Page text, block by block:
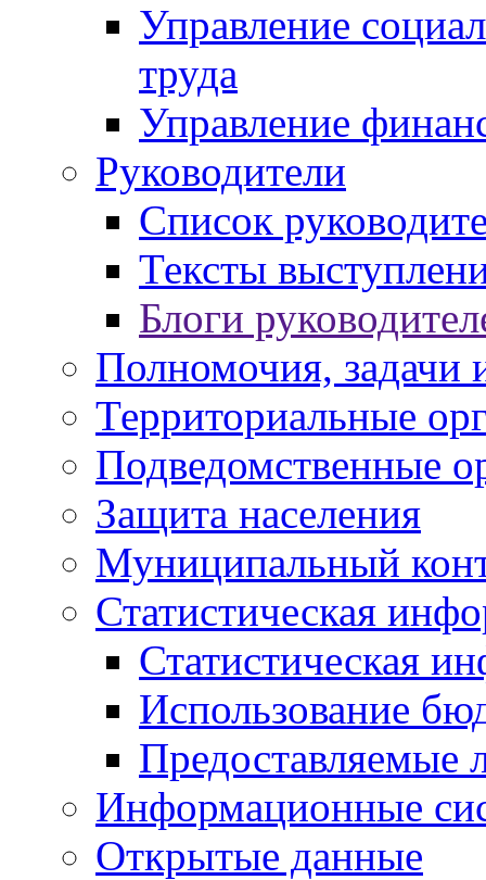
Управление
труда
Управление
Руководители
Список
Тексты
Блоги
Полномочия, задачи
Территориальные
Подведомственные
Защита населения
Муниципальный
Статистическая
Статистическая
Использование
Предоставляемые
Информационные
Открытые данные